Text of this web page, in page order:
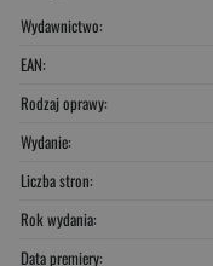
Wydawnictwo:
EAN:
Rodzaj oprawy:
Wydanie:
Liczba stron:
Rok wydania:
Data premiery: